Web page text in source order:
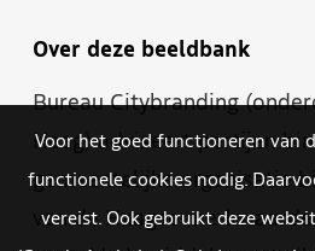
Over deze beeldbank
Bureau Citybranding
Haag) adviseert partijen
gemeentelijke organisatie
van de Haagse
Voor het goed functioneren van
functionele cookies nodig.
vereist. Ook gebruikt deze